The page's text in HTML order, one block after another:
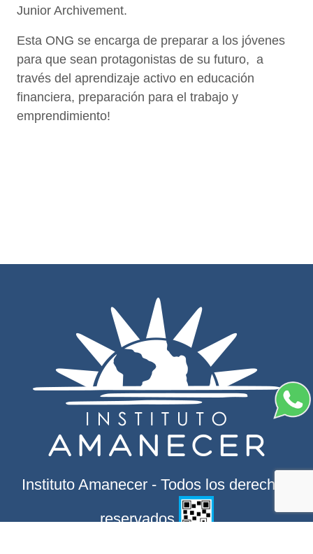
Junior Archivement.
Esta ONG se encarga de preparar a los jóvenes
para que sean protagonistas de su futuro, a
través del aprendizaje activo en educación
financiera, preparación para el trabajo y
emprendimiento!
Instituto Amanecer - Todos los derechos
reservados